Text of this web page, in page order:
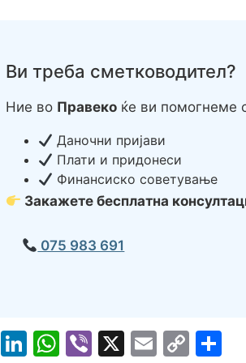
Ви треба сметководител?
Ние во Правеко ќе ви помогнеме
Даночни пријави
Плати и придонеси
Финансиско советување
Закажете бесплатна
075 983 691
Facebook
LinkedIn
WhatsApp
Viber
X Email
Copy